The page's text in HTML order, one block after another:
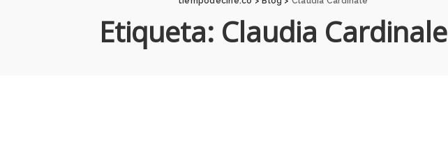
Etiqueta: Claudia Cardinale